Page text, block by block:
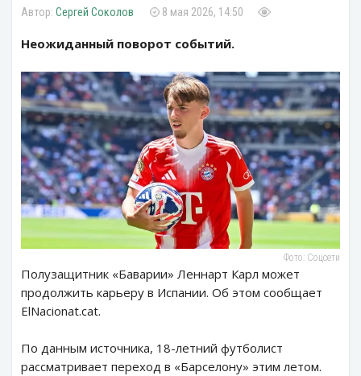
Сергей Соколов 8 мая 2026, 14:50
Неожиданный поворот событий.
Фото: Соцсети
Полузащитник «Баварии» Леннарт Карл может
продолжить карьеру в Испании. Об этом сообщает
ElNacionat.cat.
По данным источника, 18-летний футболист
рассматривает переход в «Барселону» этим летом.